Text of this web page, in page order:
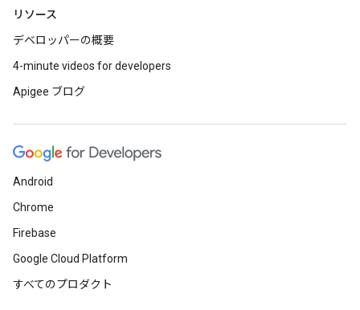
リソース
デベロッパーの概要
4-minute videos for developers
Apigee ブログ
Android
Chrome
Firebase
Google Cloud Platform
すべてのプロダクト